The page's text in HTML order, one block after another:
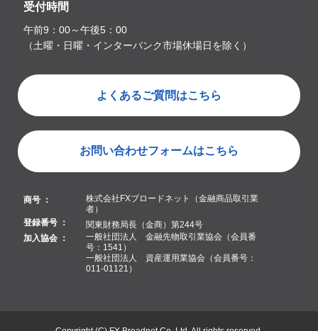
受付時間
午前9：00～午後5：00
（土曜・日曜・インターバンク市場休場日を除く）
よくあるご質問はこちら
お問い合わせフォームはこちら
商号 ：
株式会社FXブロードネット（金融商品取引業
者）
登録番号 ：
関東財務局長（金商）第244号
加入協会 ：
一般社団法人 金融先物取引業協会（会員番
号：1541）
一般社団法人 資産運用業協会（会員番号：
011-01121）